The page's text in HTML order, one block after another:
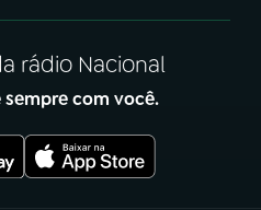
rádio Nacional
sempre com você.